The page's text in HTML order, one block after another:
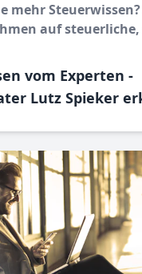
mehr
auf steuerliche,
vom Experten -
Lutz Spieker